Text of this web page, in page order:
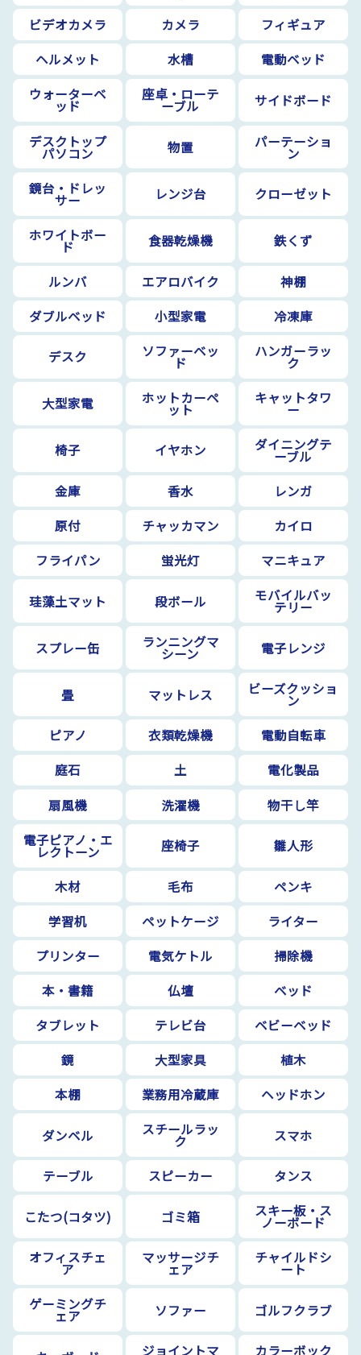
ビデオカメラ カメラ
フィギュア
ヘルメット
水槽
電動ベッド
ウォーターベ
ッド
座卓・ローテ
ーブル サイドボード
デスクトップ
パソコン 物置 パーテーショ
ン
鏡台・ドレッ
サー レンジ台 クローゼット
ホワイトボー
ド 食器乾燥機 鉄くず
ルンバ エアロバイク
神棚
ダブルベッド
小型家電 冷凍庫
デスク ソファーベッ
ド
ハンガーラッ
ク
大型家電 ホットカーペ
ット
キャットタワ
ー
椅子 イヤホン ダイニングテ
ーブル
金庫
香水
レンガ
原付
チャッカマン
カイロ
フライパン
蛍光灯 マニキュア
珪藻土マット 段ボール モバイルバッ
テリー
スプレー缶 ランニングマ
シーン 電子レンジ
畳 マットレス ビーズクッショ
ン
ピアノ
衣類乾燥機
電動自転車
庭石
土
電化製品
扇風機
洗濯機
物干し竿
電子ピアノ・エ
レクトーン 座椅子 雛人形
木材 毛布
ペンキ
学習机
ペットケージ
ライター
プリンター
電気ケトル
掃除機
本・書籍
仏壇
ベッド
タブレット
テレビ台
ベビーベッド
鏡
大型家具
植木
本棚
業務用冷蔵庫 ヘッドホン
ダンベル スチールラッ
ク スマホ
テーブル スピーカー タンス
こたつ(コタツ) ゴミ箱 スキー板・ス
ノーボード
オフィスチェ
ア
マッサージチ
ェア
チャイルドシ
ート
ゲーミングチ
ェア ソファー ゴルフクラブ
ジョイントマ カラーボック